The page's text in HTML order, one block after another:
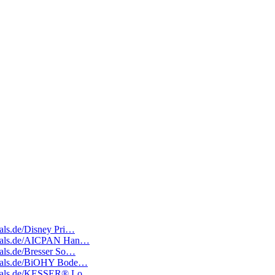
Disney Pri…
AICPAN Han…
Bresser So…
BiOHY Bode…